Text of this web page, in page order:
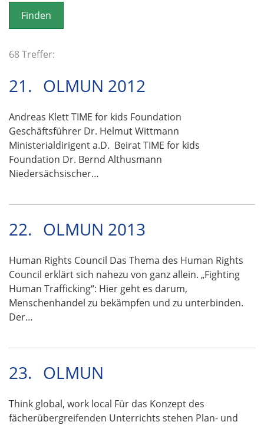
o
n
68 Treffer:
21. OLMUN 2012
Andreas Klett TIME for kids Foundation
Geschäftsführer Dr. Helmut Wittmann
Ministerialdirigent a.D. Beirat TIME for kids
Foundation Dr. Bernd Althusmann
Niedersächsischer…
22. OLMUN 2013
Human Rights Council Das Thema des Human Rights
Council erklärt sich nahezu von ganz allein. „Fighting
Human Trafficking“: Hier geht es darum,
Menschenhandel zu bekämpfen und zu unterbinden.
Der…
23. OLMUN
Think global, work local Für das Konzept des
fächerübergreifenden Unterrichts stehen Plan- und